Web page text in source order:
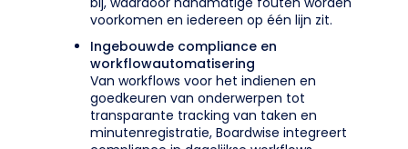
voorkomen en iedereen op één lijn zit.
Ingebouwde compliance en
workflowautomatisering
Van workflows voor het indienen en
goedkeuren van onderwerpen tot
transparante tracking van taken en
minutenregistratie, Boardwise integreert